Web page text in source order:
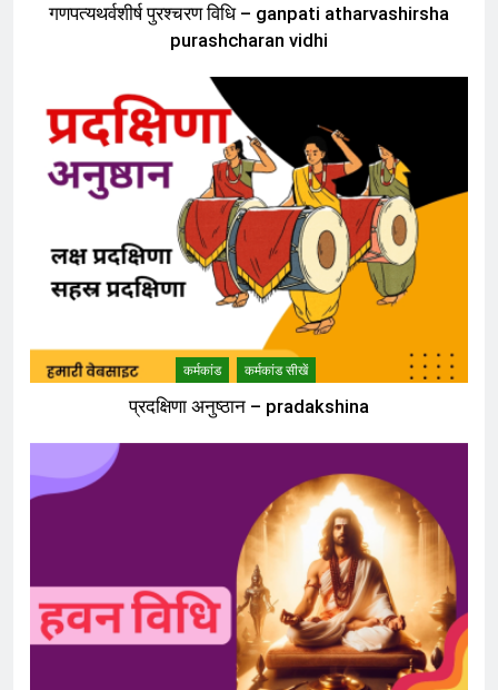
गणपत्यथर्वशीर्ष पुरश्चरण विधि – ganpati atharvashirsha
purashcharan vidhi
कर्मकांड कर्मकांड सीखें
प्रदक्षिणा अनुष्ठान – pradakshina